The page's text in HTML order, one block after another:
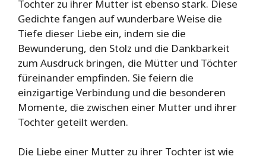
Tochter zu ihrer Mutter ist ebenso stark. Diese
Gedichte fangen auf wunderbare Weise die
Tiefe dieser Liebe ein, indem sie die
Bewunderung, den Stolz und die Dankbarkeit
zum Ausdruck bringen, die Mütter und Töchter
füreinander empfinden. Sie feiern die
einzigartige Verbindung und die besonderen
Momente, die zwischen einer Mutter und ihrer
Tochter geteilt werden.
Die Liebe einer Mutter zu ihrer Tochter ist wie